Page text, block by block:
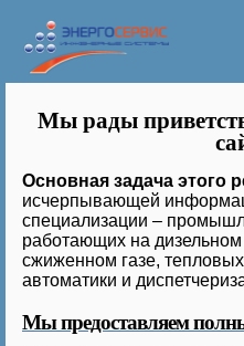
Мы рады
Основная задача этого
исчерпывающей
специализации –
работающих на
сжиженном газе,
автоматики и
Мы предоставляем